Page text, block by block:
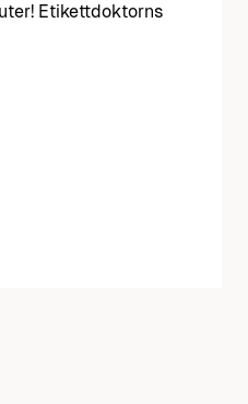
Etikettdoktorns